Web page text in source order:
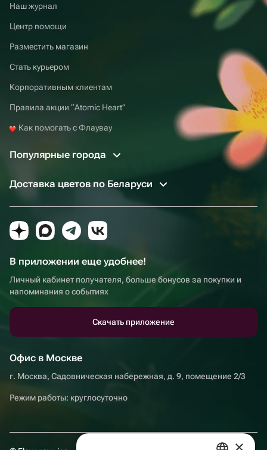
Наш журнал
Центр помощи
Разместить магазин
Стать курьером
Корпоративным клиентам
Правила акции “Atomic Heart”
Как помогать с Флаувау
Популярные города
Доставка цветов по Беларуси
В приложении еще удобнее!
Личный кабинет получателя, больше бонусов за покупки и
напоминания о событиях
Скачать приложение
Офис в Москве
г. Москва, Садовническая набережная, д. 9, помещение 2/3
Режим работы: круглосуточно